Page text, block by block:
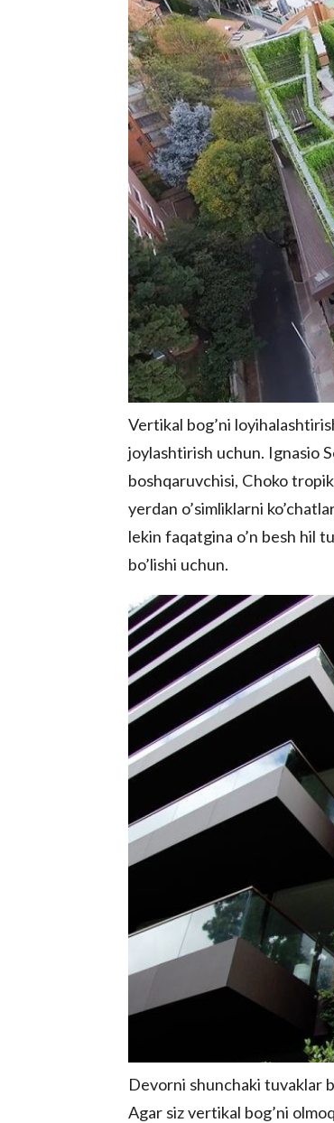
Vertikal bog’ni
joylashtirish uchun. Ignasio
boshqaruvchisi, Choko
yerdan o’simliklarni
lekin faqatgina o’n besh hil
bo’lishi uchun.
Devorni shunchaki tuvaklar
Agar siz vertikal bog’ni